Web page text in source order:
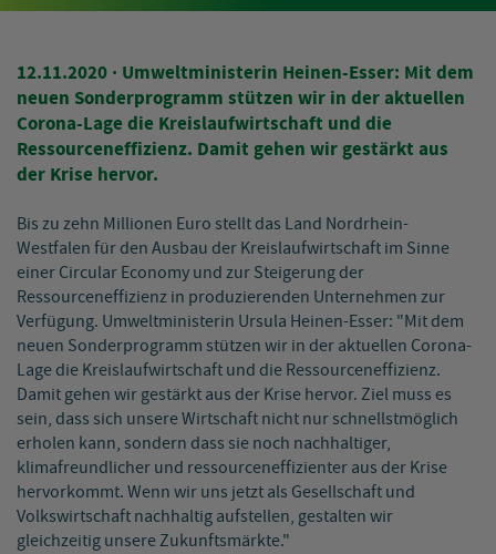
12.11.2020 · Umweltministerin Heinen-Esser: Mit dem
neuen Sonderprogramm stützen wir in der aktuellen
Corona-Lage die Kreislaufwirtschaft und die
Ressourceneffizienz. Damit gehen wir gestärkt aus
der Krise hervor.
Bis zu zehn Millionen Euro stellt das Land Nordrhein-
Westfalen für den Ausbau der Kreislaufwirtschaft im Sinne
einer Circular Economy und zur Steigerung der
Ressourceneffizienz in produzierenden Unternehmen zur
Verfügung. Umweltministerin Ursula Heinen-Esser: "Mit dem
neuen Sonderprogramm stützen wir in der aktuellen Corona-
Lage die Kreislaufwirtschaft und die Ressourceneffizienz.
Damit gehen wir gestärkt aus der Krise hervor. Ziel muss es
sein, dass sich unsere Wirtschaft nicht nur schnellstmöglich
erholen kann, sondern dass sie noch nachhaltiger,
klimafreundlicher und ressourceneffizienter aus der Krise
hervorkommt. Wenn wir uns jetzt als Gesellschaft und
Volkswirtschaft nachhaltig aufstellen, gestalten wir
gleichzeitig unsere Zukunftsmärkte."